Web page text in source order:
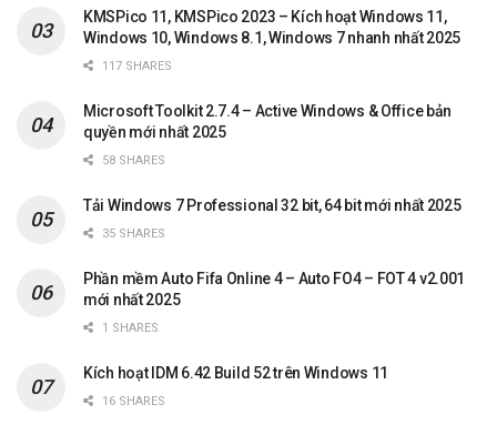
KMSPico 11, KMSPico 2023 – Kích hoạt Windows 11,
Windows 10, Windows 8.1, Windows 7 nhanh nhất 2025
117 SHARES
Microsoft Toolkit 2.7.4 – Active Windows & Office bản
quyền mới nhất 2025
58 SHARES
Tải Windows 7 Professional 32 bit, 64 bit mới nhất 2025
35 SHARES
Phần mềm Auto Fifa Online 4 – Auto FO4 – FOT 4 v2.001
mới nhất 2025
1 SHARES
Kích hoạt IDM 6.42 Build 52 trên Windows 11
16 SHARES